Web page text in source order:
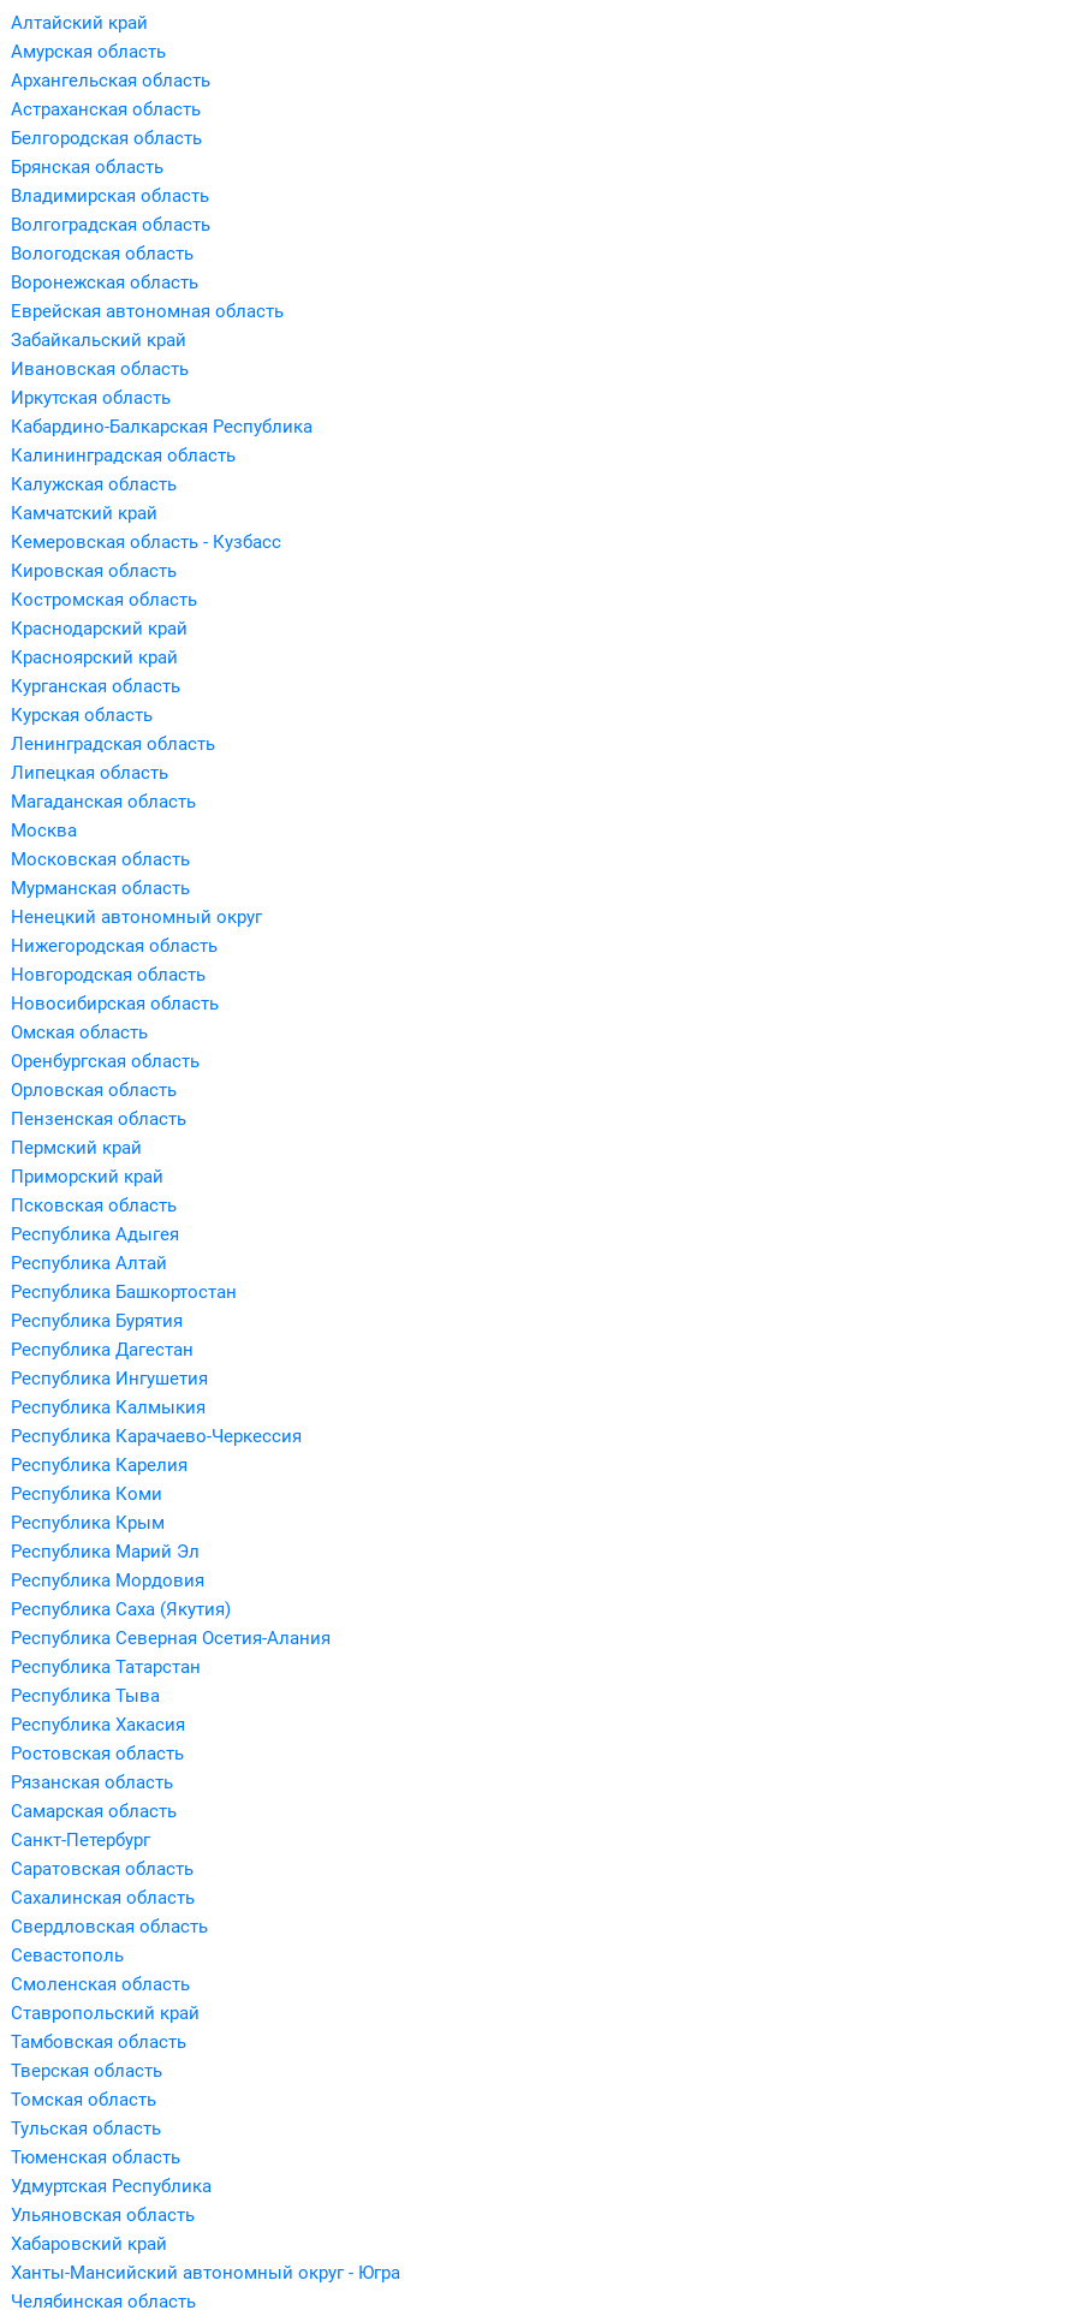
Алтайский край
Амурская область
Архангельская область
Астраханская область
Белгородская область
Брянская область
Владимирская область
Волгоградская область
Вологодская область
Воронежская область
Еврейская автономная область
Забайкальский край
Ивановская область
Иркутская область
Кабардино-Балкарская Республика
Калининградская область
Калужская область
Камчатский край
Кемеровская область - Кузбасс
Кировская область
Костромская область
Краснодарский край
Красноярский край
Курганская область
Курская область
Ленинградская область
Липецкая область
Магаданская область
Москва
Московская область
Мурманская область
Ненецкий автономный округ
Нижегородская область
Новгородская область
Новосибирская область
Омская область
Оренбургская область
Орловская область
Пензенская область
Пермский край
Приморский край
Псковская область
Республика Адыгея
Республика Алтай
Республика Башкортостан
Республика Бурятия
Республика Дагестан
Республика Ингушетия
Республика Калмыкия
Республика Карачаево-Черкессия
Республика Карелия
Республика Коми
Республика Крым
Республика Марий Эл
Республика Мордовия
Республика Саха (Якутия)
Республика Северная Осетия-Алания
Республика Татарстан
Республика Тыва
Республика Хакасия
Ростовская область
Рязанская область
Самарская область
Санкт-Петербург
Саратовская область
Сахалинская область
Свердловская область
Севастополь
Смоленская область
Ставропольский край
Тамбовская область
Тверская область
Томская область
Тульская область
Тюменская область
Удмуртская Республика
Ульяновская область
Хабаровский край
Ханты-Мансийский автономный округ - Югра
Челябинская область